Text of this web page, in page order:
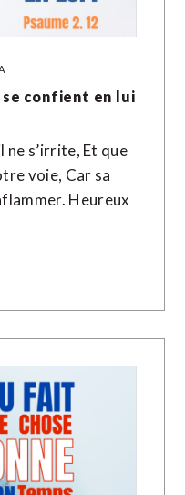
confient en lui
ne s’irrite, Et que
voie, Car sa
Heureux